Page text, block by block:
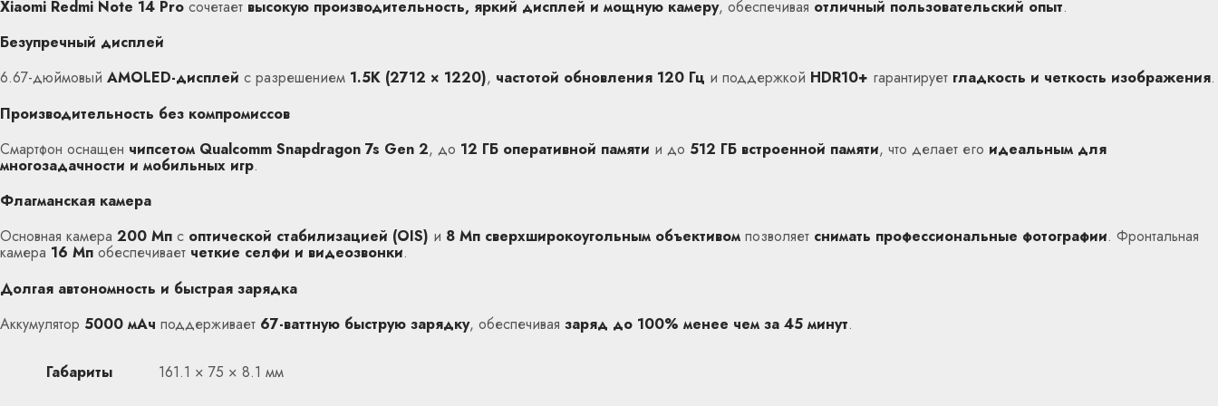
Xiaomi Redmi Note 14 Pro сочетает высокую производительность, яркий дисплей и мощную камеру, обеспечивая отличный пользовательский опыт.
Безупречный дисплей
6.67-дюймовый AMOLED-дисплей с разрешением 1.5K (2712 × 1220), частотой обновления 120 Гц и поддержкой HDR10+ гарантирует гладкость и четкость изображения.
Производительность без компромиссов
Смартфон оснащен чипсетом Qualcomm Snapdragon 7s Gen 2, до 12 ГБ оперативной памяти и до 512 ГБ встроенной памяти, что делает его идеальным для
многозадачности и мобильных игр.
Флагманская камера
Основная камера 200 Мп с оптической стабилизацией (OIS) и 8 Мп сверхширокоугольным объективом позволяет снимать профессиональные фотографии. Фронтальная
камера 16 Мп обеспечивает четкие селфи и видеозвонки.
Долгая автономность и быстрая зарядка
Аккумулятор 5000 мАч поддерживает 67-ваттную быструю зарядку, обеспечивая заряд до 100% менее чем за 45 минут.
Габариты 161.1 × 75 × 8.1 мм